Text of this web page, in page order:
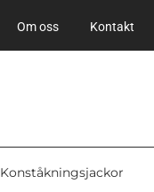
Om oss Kontakt
Konståkningsjackor